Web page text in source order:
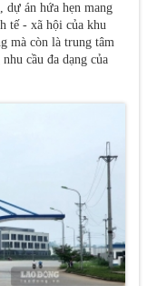
án hứa hẹn mang
tế - xã hội của khu
mà còn là trung tâm
cầu đa dạng của